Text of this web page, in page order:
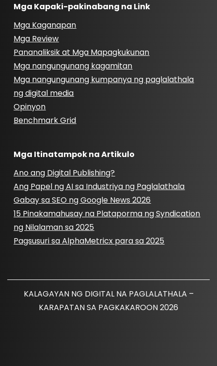
Mga Kapaki-pakinabang na Link
Mga Kaganapan
Mga Review
Pananaliksik at Mga Mapagkukunan
Mga nangungunang kagamitan
Mga nangungunang kumpanya ng paglalathala
ng digital media
Opinyon
Benchmark Grid
Mga Itinatampok na Artikulo
Ano ang Digital Publishing?
Ang Papel ng AI sa Industriya ng Paglalathala
Gabay sa SEO ng Google News 2026
15 Pinakamahusay na Plataporma ng Syndication
ng Nilalaman sa 2025
Pagsusuri sa AlphaMetricx para sa 2025
KALAGAYAN NG DIGITAL NA PAGLALATHALA –
KARAPATAN SA PAGKAKAROON 2026